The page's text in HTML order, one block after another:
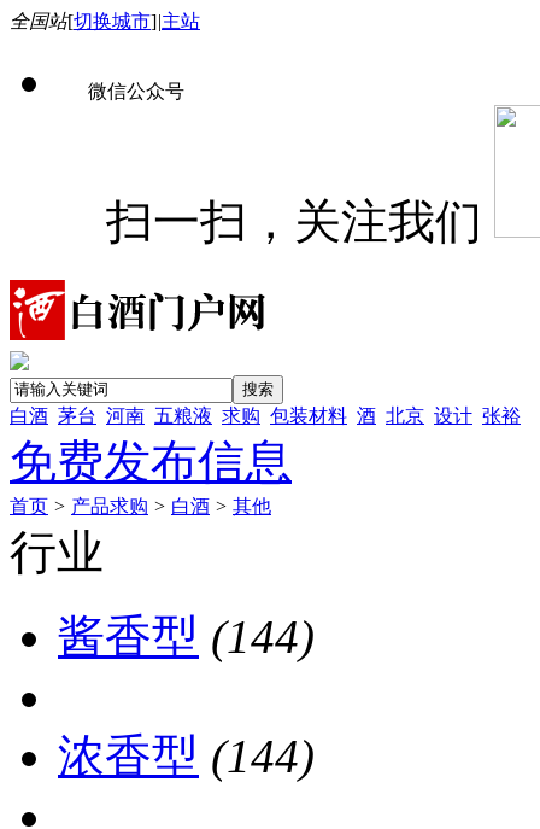
全国站[切换城市]|主站
微信公众号
扫一扫，关注我们
白酒 茅台 河南 五粮液 求购 包装材料 酒 北京 设计 张裕
免费发布信息
首页 > 产品求购 > 白酒 > 其他
行业
酱香型 (144)
浓香型 (144)